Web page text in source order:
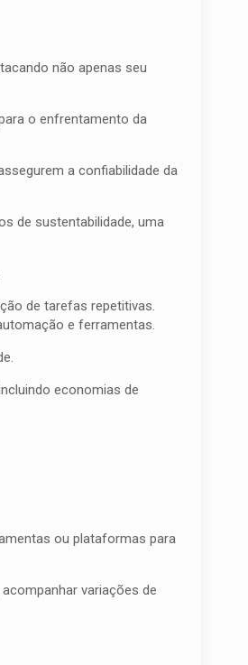
não apenas seu
o enfrentamento da
a confiabilidade da
de sustentabilidade, uma
de tarefas repetitivas.
e ferramentas.
economias de
ou plataformas para
variações de